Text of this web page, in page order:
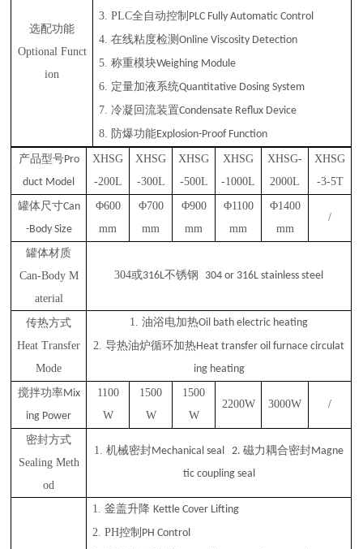
选配功能
Optional Funct
ion
3.PLC全自动控制 PLC Fully Automatic Control
4.在线粘度检测Online Viscosity Detection
5.称重模块Weighing Module
6. 定量加液系统Quantitative Dosing System
7.冷凝回流装置Condensate Reflux Device
8. 防爆功能Explosion-Proof Function
产品型号Pro
duct Model
XHSG
-200L
XHSG
-300L
XHSG
-500L
XHSG
-1000L
XHSG-
2000L
XHSG
-3-5T
罐体尺寸Can
-Body Size
Φ600
mm
Φ700
mm
Φ900
mm
Φ1100
mm
Φ1400
mm
/
罐体材质
Can-Body M
aterial
304或316L不锈钢 304 or 316L stainless steel
传热方式
Heat Transfer
Mode
1.油浴电加热Oil bath electric heating
2. 导热油炉循环加热Heat transfer oil furnace circulat
ing heating
搅拌功率Mix
ing Power
1100
W
1500
W
1500
W
2200W 3000W /
密封方式
Sealing Meth
od
1.机械密封Mechanical seal 2.磁力耦合密封Magne
tic coupling seal
1.釜盖升降Kettle Cover Lifting
2.PH控制 PH Control